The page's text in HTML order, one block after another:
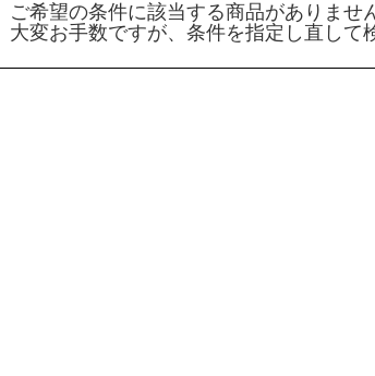
ご希望の条件に該当する商品がありませ
大変お手数ですが、条件を指定し直して